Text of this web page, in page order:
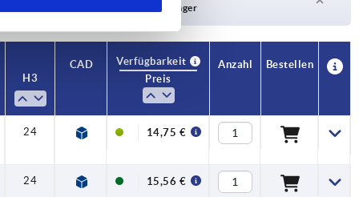
Derzeit nicht auf Lager
H3
CAD
Verfügbarkeit
Preis
Anzahl Bestellen
24 50 14,75 €
24 50 15,56 €